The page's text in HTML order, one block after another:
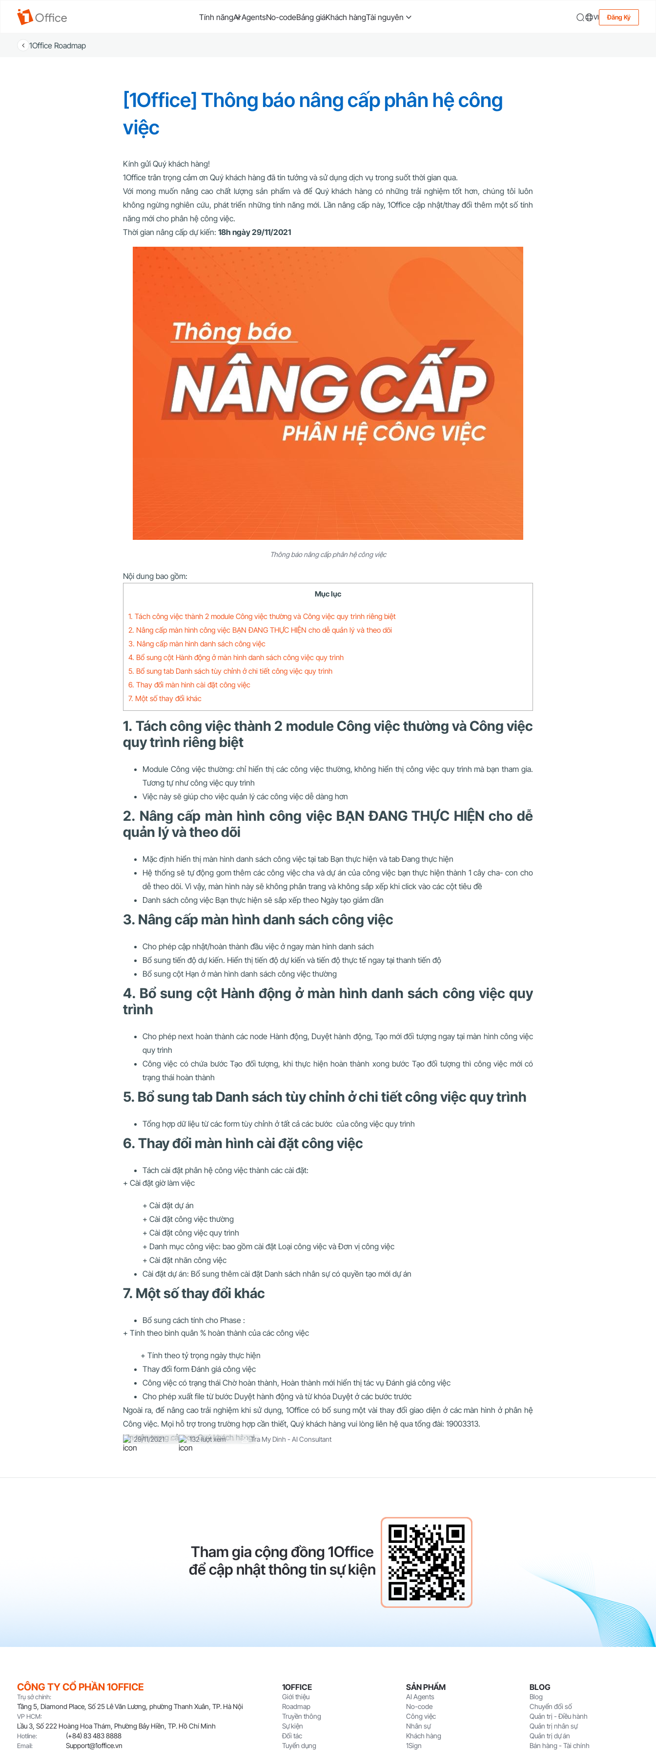
Tính năngAI AgentsNo-codeBảng giáKhách hàngTài nguyên VI Đăng Ký
1Office Roadmap
[1Office] Thông báo nâng cấp phân hệ công
việc
29/11/2021 132 lượt xem Tra My Dinh - AI Consultant
Kính gửi Quý khách hàng!
1Office trân trọng cảm ơn Quý khách hàng đã tin tưởng và sử dụng dịch vụ trong suốt thời gian qua.
Với mong muốn nâng cao chất lượng sản phẩm và để Quý khách hàng có những trải nghiệm tốt hơn, chúng tôi luôn
không ngừng nghiên cứu, phát triển những tính năng mới. Lần nâng cấp này, 1Office cập nhật/thay đổi thêm một số tính
năng mới cho phân hệ công việc.
Thời gian nâng cấp dự kiến: 18h ngày 29/11/2021
Thông báo nâng cấp phân hệ công việc
Nội dung bao gồm:
Mục lục
1. Tách công việc thành 2 module Công việc thường và Công việc quy trình riêng biệt
2. Nâng cấp màn hình công việc BẠN ĐANG THỰC HIỆN cho dễ quản lý và theo dõi
3. Nâng cấp màn hình danh sách công việc
4. Bổ sung cột Hành động ở màn hình danh sách công việc quy trình
5. Bổ sung tab Danh sách tùy chỉnh ở chi tiết công việc quy trình
6. Thay đổi màn hình cài đặt công việc
7. Một số thay đổi khác
1. Tách công việc thành 2 module Công việc thường và Công việc
quy trình riêng biệt
Module Công việc thường: chỉ hiển thị các công việc thường, không hiển thị công việc quy trình mà bạn tham gia.
Tương tự như công việc quy trình
Việc này sẽ giúp cho việc quản lý các công việc dễ dàng hơn
2. Nâng cấp màn hình công việc BẠN ĐANG THỰC HIỆN cho dễ
quản lý và theo dõi
Mặc định hiển thị màn hình danh sách công việc tại tab Bạn thực hiện và tab Đang thực hiện
Hệ thống sẽ tự động gom thêm các công việc cha và dự án của công việc bạn thực hiện thành 1 cây cha- con cho
dễ theo dõi. Vì vậy, màn hình này sẽ không phân trang và không sắp xếp khi click vào các cột tiêu đề
Danh sách công việc Bạn thực hiện sẽ sắp xếp theo Ngày tạo giảm dần
3. Nâng cấp màn hình danh sách công việc
Cho phép cập nhật/hoàn thành đầu việc ở ngay màn hình danh sách
Bổ sung tiến độ dự kiến. Hiển thị tiến độ dự kiến và tiến độ thực tế ngay tại thanh tiến độ
Bổ sung cột Hạn ở màn hình danh sách công việc thường
4. Bổ sung cột Hành động ở màn hình danh sách công việc quy
trình
Cho phép next hoàn thành các node Hành động, Duyệt hành động, Tạo mới đối tượng ngay tại màn hình công việc
quy trình
Công việc có chứa bước Tạo đối tượng, khi thực hiện hoàn thành xong bước Tạo đối tượng thì công việc mới có
trạng thái hoàn thành
5. Bổ sung tab Danh sách tùy chỉnh ở chi tiết công việc quy trình
Tổng hợp dữ liệu từ các form tùy chỉnh ở tất cả các bước của công việc quy trình
6. Thay đổi màn hình cài đặt công việc
Tách cài đặt phân hệ công việc thành các cài đặt:
+ Cài đặt giờ làm việc
+ Cài đặt dự án
+ Cài đặt công việc thường
+ Cài đặt công việc quy trình
+ Danh mục công việc: bao gồm cài đặt Loại công việc và Đơn vị công việc
+ Cài đặt nhãn công việc
Cài đặt dự án: Bổ sung thêm cài đặt Danh sách nhân sự có quyền tạo mới dự án
7. Một số thay đổi khác
Bổ sung cách tính cho Phase :
+ Tính theo bình quân % hoàn thành của các công việc
+ Tính theo tỷ trọng ngày thực hiện
Thay đổi form Đánh giá công việc
Công việc có trạng thái Chờ hoàn thành, Hoàn thành mới hiển thị tác vụ Đánh giá công việc
Cho phép xuất file từ bước Duyệt hành động và từ khóa Duyệt ở các bước trước
Ngoài ra, để nâng cao trải nghiệm khi sử dụng, 1Office có bổ sung một vài thay đổi giao diện ở các màn hình ở phân hệ
Công việc. Mọi hỗ trợ trong trường hợp cần thiết, Quý khách hàng vui lòng liên hệ qua tổng đài: 19003313.
Xin trân trọng cảm ơn Quý khách hàng!
Tham gia cộng đồng 1Office
để cập nhật thông tin sự kiện
CÔNG TY CỔ PHẦN 1OFFICE
Trụ sở chính:
Tầng 5, Diamond Place, Số 25 Lê Văn Lương, phường Thanh Xuân, TP. Hà Nội
VP HCM:
Lầu 3, Số 222 Hoàng Hoa Thám, Phường Bảy Hiền, TP. Hồ Chí Minh
Hotline: (+84) 83 483 8888
Email: Support@1office.vn
1OFFICE
Giới thiệu
Roadmap
Truyền thông
Sự kiện
Đối tác
Tuyển dụng
SẢN PHẨM
AI Agents
No-code
Công việc
Nhân sự
Khách hàng
1Sign
BLOG
Blog
Chuyển đổi số
Quản trị - Điều hành
Quản trị nhân sự
Quản trị dự án
Bán hàng - Tài chính